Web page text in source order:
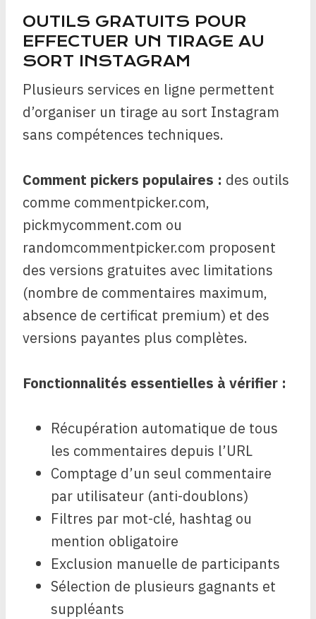
OUTILS GRATUITS POUR
EFFECTUER UN TIRAGE AU
SORT INSTAGRAM
Plusieurs services en ligne permettent
d’organiser un tirage au sort Instagram
sans compétences techniques.
Comment pickers populaires : des outils
comme commentpicker.com,
pickmycomment.com ou
randomcommentpicker.com proposent
des versions gratuites avec limitations
(nombre de commentaires maximum,
absence de certificat premium) et des
versions payantes plus complètes.
Fonctionnalités essentielles à vérifier :
Récupération automatique de tous
les commentaires depuis l’URL
Comptage d’un seul commentaire
par utilisateur (anti-doublons)
Filtres par mot-clé, hashtag ou
mention obligatoire
Exclusion manuelle de participants
Sélection de plusieurs gagnants et
suppléants